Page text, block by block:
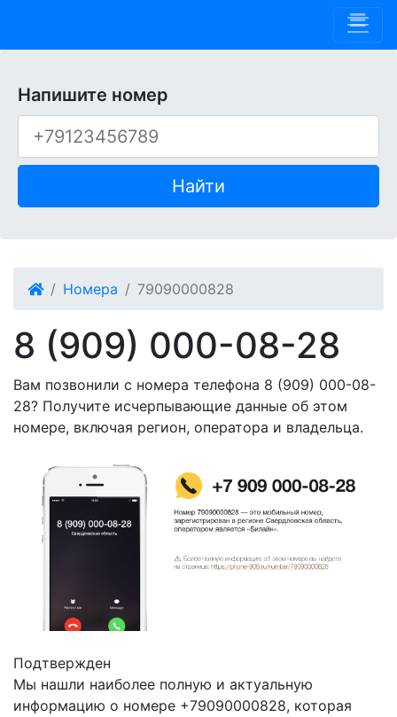
Напишите номер
Найти
Номера 79090000828
8 (909) 000-08-28
Вам позвонили с номера телефона 8 (909) 000-08-
28? Получите исчерпывающие данные об этом
номере, включая регион, оператора и владельца.
Подтвержден
Мы нашли наиболее полную и актуальную
информацию о номере +79090000828, которая